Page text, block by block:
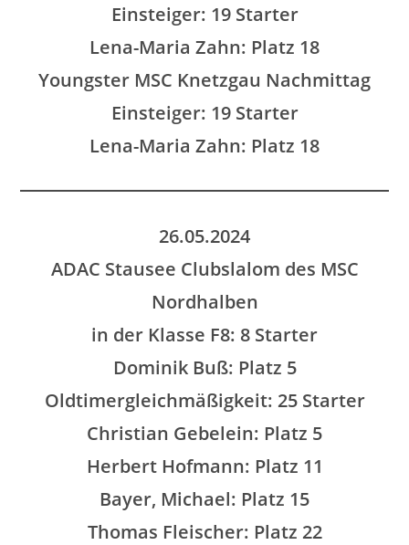
Einsteiger: 19 Starter
Lena-Maria Zahn: Platz 18
Youngster MSC Knetzgau Nachmittag
Einsteiger: 19 Starter
Lena-Maria Zahn: Platz 18
26.05.2024
ADAC Stausee Clubslalom des MSC
Nordhalben
in der Klasse F8: 8 Starter
Dominik Buß: Platz 5
Oldtimergleichmäßigkeit: 25 Starter
Christian Gebelein: Platz 5
Herbert Hofmann: Platz 11
Bayer, Michael: Platz 15
Thomas Fleischer: Platz 22